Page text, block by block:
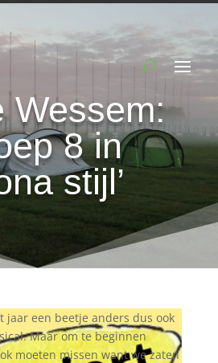
Wessem:
8 in
stijl’
jaar een beetje anders dus ook
Maar om te beginnen
moeten missen want we zaten